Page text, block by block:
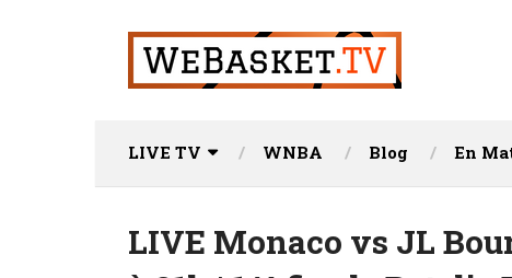
LIVE TV WNBA Blog En
LIVE Monaco vs JL